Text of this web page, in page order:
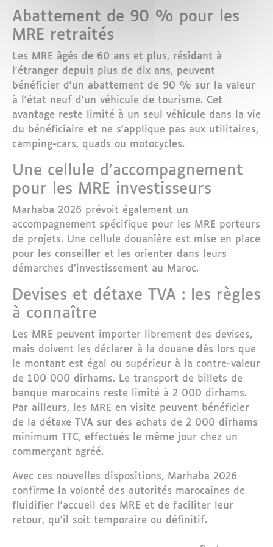
Abattement de 90 % pour les
MRE retraités
Les MRE âgés de 60 ans et plus, résidant à
l'étranger depuis plus de dix ans, peuvent
bénéficier d'un abattement de 90 % sur la valeur
à l'état neuf d'un véhicule de tourisme. Cet
avantage reste limité à un seul véhicule dans la vie
du bénéficiaire et ne s'applique pas aux utilitaires,
camping-cars, quads ou motocycles.
Une cellule d'accompagnement
pour les MRE investisseurs
Marhaba 2026 prévoit également un
accompagnement spécifique pour les MRE porteurs
de projets. Une cellule douanière est mise en place
pour les conseiller et les orienter dans leurs
démarches d'investissement au Maroc.
Devises et détaxe TVA : les règles
à connaître
Les MRE peuvent importer librement des devises,
mais doivent les déclarer à la douane dès lors que
le montant est égal ou supérieur à la contre-valeur
de 100 000 dirhams. Le transport de billets de
banque marocains reste limité à 2 000 dirhams.
Par ailleurs, les MRE en visite peuvent bénéficier
de la détaxe TVA sur des achats de 2 000 dirhams
minimum TTC, effectués le même jour chez un
commerçant agréé.
Avec ces nouvelles dispositions, Marhaba 2026
confirme la volonté des autorités marocaines de
fluidifier l'accueil des MRE et de faciliter leur
retour, qu'il soit temporaire ou définitif.